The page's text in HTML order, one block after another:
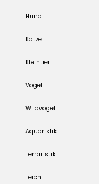
Hund
Katze
Kleintier
Vogel
Wildvogel
Aquaristik
Terraristik
Teich